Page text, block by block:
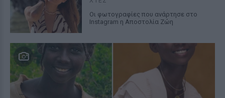
Οι φωτογραφίες που ανάρτησε στο
Instagram η Αποστολία Ζώη